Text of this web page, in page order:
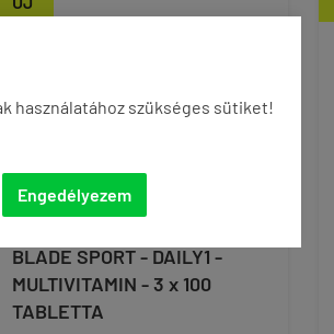
használatához szükséges sütiket!
Engedélyezem
BLADE SPORT - DAILY1 -
MULTIVITAMIN - 3 x 100
TABLETTA